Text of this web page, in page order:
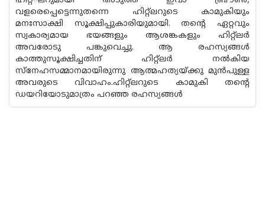
വളരെപ്പെട്ടെന്നുതന്നെ ഹിറ്റ്‌ലറുടെ കാമുകിയും
മനഃസാക്ഷി സൂക്ഷിപ്പുകാരിയുമായി. തന്റെ ഏറ്റവും
സ്വകാര്യമായ ഭയങ്ങളും ആശങ്കകളും ഹിറ്റ്‌ലര്‍
അവരോടു പങ്കുവെച്ചു. ആ രഹസ്യങ്ങള്‍
കാത്തുസൂക്ഷിച്ചതിന് ഹിറ്റ്‌ലര്‍ നല്‍കിയ
സ്‌നേഹസമ്മാനമായിരുന്നു ആത്മഹത്യയ്ക്കു മുന്‍പുള്ള
അവരുടെ വിവാഹം.ഹിറ്റ്‌ലറുടെ കാമുകി തന്റെ
ഡയറിയോടുമാത്രം പറഞ്ഞ രഹസ്യങ്ങള്‍